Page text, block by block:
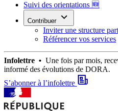
Suivi des orientations 🆕
Contribuer
Inviter une structure
Référencer vos services
Infolettre • Une fois par mois,
informé des évolutions de DORA.
S’abonner à l’infolettre